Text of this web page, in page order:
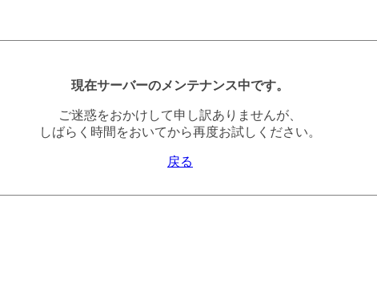
現在サーバーのメンテナンス中です。
ご迷惑をおかけして申し訳ありませんが、
しばらく時間をおいてから再度お試しください。
戻る